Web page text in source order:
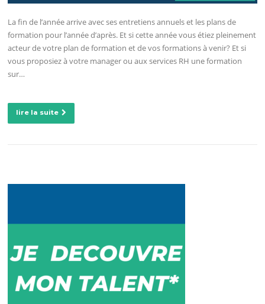
La fin de l’année arrive avec ses entretiens annuels et les plans de
formation pour l’année d’après. Et si cette année vous étiez pleinement
acteur de votre plan de formation et de vos formations à venir? Et si
vous proposiez à votre manager ou aux services RH une formation
sur…
lire la suite